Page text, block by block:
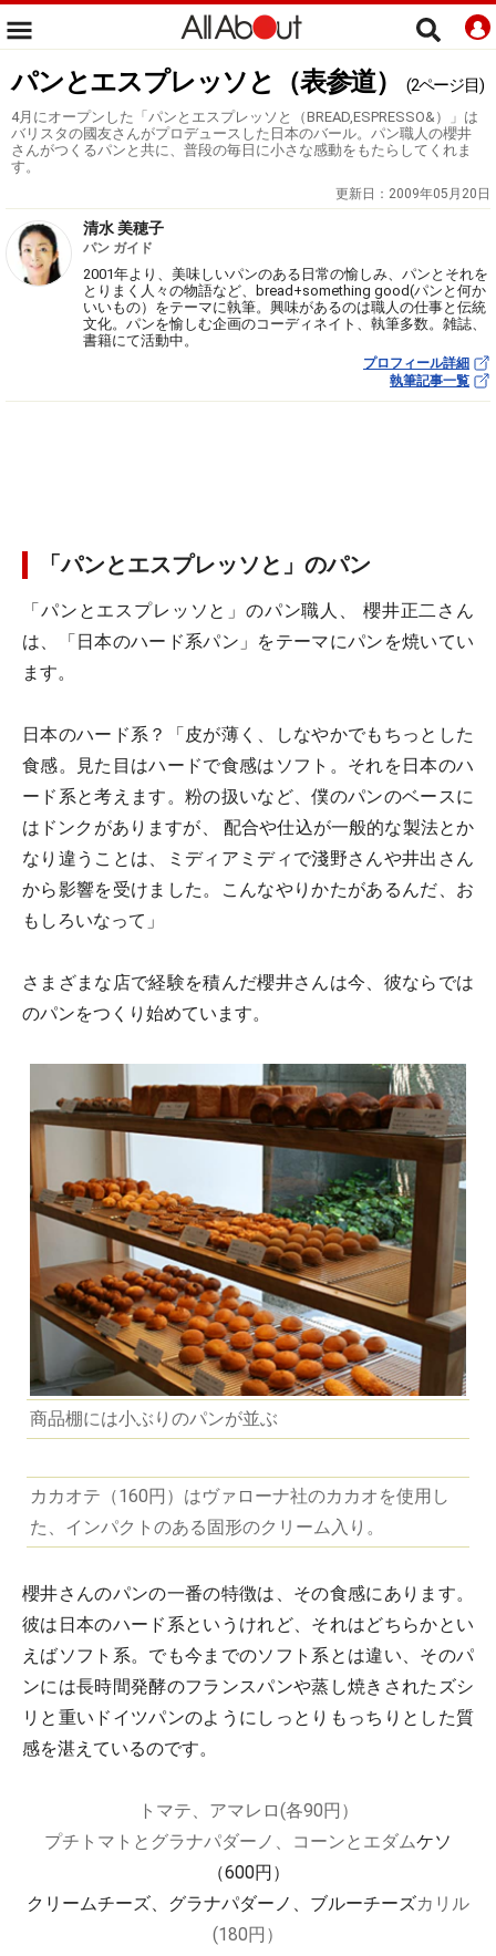
パンとエスプレッソと（表参道） (2ページ目)
4月にオープンした「パンとエスプレッソと（BREAD,ESPRESSO&）」は
バリスタの國友さんがプロデュースした日本のバール。パン職人の櫻井
さんがつくるパンと共に、普段の毎日に小さな感動をもたらしてくれま
す。
更新日： 2009年05月20日
清水 美穂子
パン ガイド
2001年より、美味しいパンのある日常の愉しみ、パンとそれを
とりまく人々の物語など、bread+something good(パンと何か
いいもの）をテーマに執筆。興味があるのは職人の仕事と伝統
文化。パンを愉しむ企画のコーディネイト、執筆多数。雑誌、
書籍にて活動中。
プロフィール詳細
執筆記事一覧
「パンとエスプレッソと」のパン
「パンとエスプレッソと」のパン職人、 櫻井正二さん
は、「日本のハード系パン」をテーマにパンを焼いてい
ます。
日本のハード系？「皮が薄く、しなやかでもちっとした
食感。見た目はハードで食感はソフト。それを日本のハ
ード系と考えます。粉の扱いなど、僕のパンのベースに
はドンクがありますが、 配合や仕込が一般的な製法とか
なり違うことは、ミディアミディで淺野さんや井出さん
から影響を受けました。こんなやりかたがあるんだ、お
もしろいなって」
さまざまな店で経験を積んだ櫻井さんは今、彼ならでは
のパンをつくり始めています。
商品棚には小ぶりのパンが並ぶ
カカオテ（160円）はヴァローナ社のカカオを使用し
た、インパクトのある固形のクリーム入り。
櫻井さんのパンの一番の特徴は、その食感にあります。
彼は日本のハード系というけれど、それはどちらかとい
えばソフト系。でも今までのソフト系とは違い、そのパ
ンには長時間発酵のフランスパンや蒸し焼きされたズシ
リと重いドイツパンのようにしっとりもっちりとした質
感を湛えているのです。
トマテ、アマレロ(各90円）
プチトマトとグラナパダーノ、コーンとエダムケソ
（600円）
クリームチーズ、グラナパダーノ、ブルーチーズカリル
(180円）